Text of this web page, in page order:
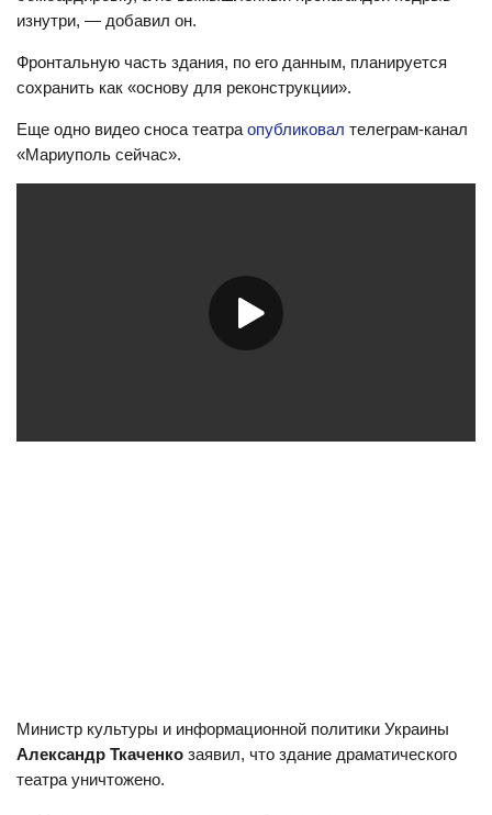
изнутри, — добавил он.
Фронтальную часть здания, по его данным, планируется
сохранить как «основу для реконструкции».
Еще одно видео сноса театра опубликовал телеграм-канал
«Мариуполь сейчас».
Министр культуры и информационной политики Украины
Александр Ткаченко заявил, что здание драматического
театра уничтожено.